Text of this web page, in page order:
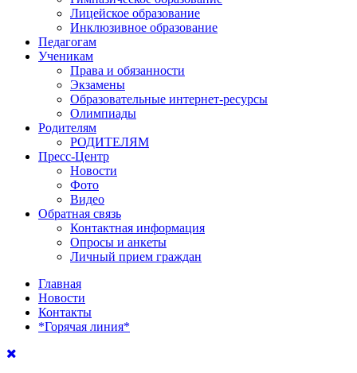
Лицейское образование
Инклюзивное образование
Педагогам
Ученикам
Права и обязанности
Экзамены
Образовательные интернет-ресурсы
Олимпиады
Родителям
РОДИТЕЛЯМ
Пресс-Центр
Новости
Фото
Видео
Обратная связь
Контактная информация
Опросы и анкеты
Личный прием граждан
Главная
Новости
Контакты
*Горячая линия*